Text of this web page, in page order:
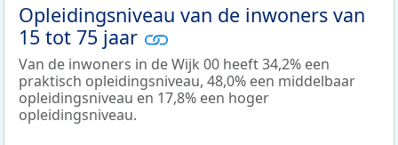
Opleidingsniveau van de inwoners van
15 tot 75 jaar
Van de inwoners in de Wijk 00 heeft 34,2% een
praktisch opleidingsniveau, 48,0% een middelbaar
opleidingsniveau en 17,8% een hoger
opleidingsniveau.